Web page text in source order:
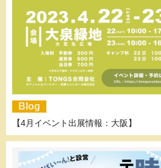
Blog
【4月イベント出展情報：大阪】